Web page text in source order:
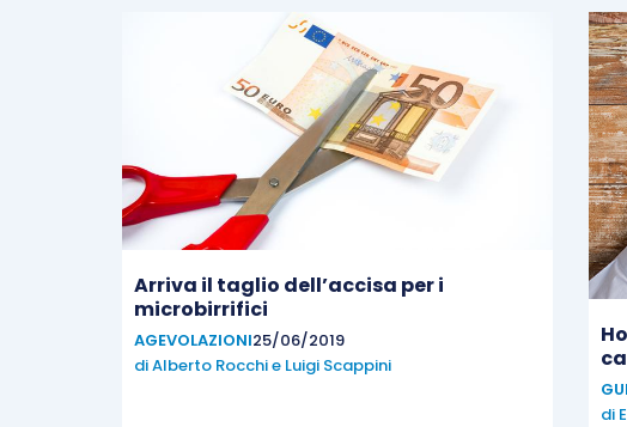
Arriva il taglio dell’accisa per i
microbirrifici
AGEVOLAZIONI25/06/2019
diAlberto Rocchie Luigi Scappini
di